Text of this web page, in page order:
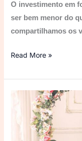
O investimento em
ser bem menor do
compartilhamos os
Read More »
Planejar